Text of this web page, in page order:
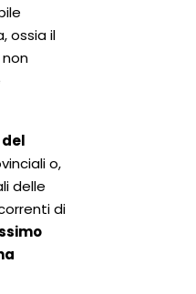
ossia il
o,
delle
di